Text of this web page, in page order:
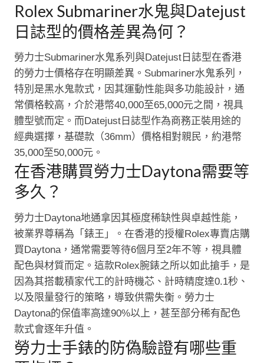
Rolex Submariner水鬼與Datejust
日誌型的價格差異為何？
勞力士Submariner水鬼系列與Datejust日誌型在香港
的勞力士價格存在明顯差異。Submariner水鬼系列，
特別是黑水鬼款式，因其運動性能與多功能設計，通
常價格較高，介於港幣40,000至65,000元之間，視具
體型號而定。而Datejust日誌型作為商務正裝用途的
經典選擇，基礎款（36mm）價格相對親民，約港幣
35,000至50,000元。
在香港購買勞力士Daytona需要等
多久？
勞力士Daytona地通拿因其極度稀缺性與卓越性能，
被業界尊稱為「錶王」。在香港的授權Rolex專賣店購
買Daytona，通常需要等待6個月至2年不等，視具體
配色與材質而定。這款Rolex腕錶之所以如此搶手，是
因為其搭載積家代工的計時機芯、計時精度達0.1秒、
以及限量發行的策略，導致供需失衡。勞力士
Daytona的保值率高達90%以上，甚至部分稀有配色
款式會逐年升值。
勞力士手錶的防偽驗證有哪些重